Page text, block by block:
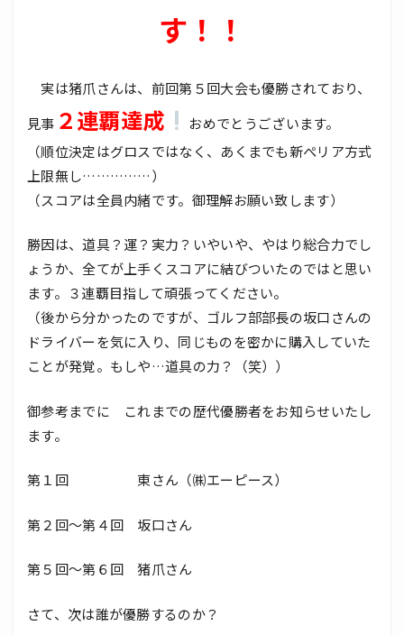
す！！
実は猪爪さんは、前回第５回大会も優勝されており、
見事 ２連覇達成
おめでとうございます。
（順位決定はグロスではなく、あくまでも新ぺリア方式
上限無し……………）
（スコアは全員内緒です。御理解お願い致します）
勝因は、道具？運？実力？いやいや、やはり総合力でし
ょうか、全てが上手くスコアに結びついたのではと思い
ます。３連覇目指して頑張ってください。
（後から分かったのですが、ゴルフ部部長の坂口さんの
ドライバーを気に入り、同じものを密かに購入していた
ことが発覚。もしや…道具の力？（笑））
御参考までに これまでの歴代優勝者をお知らせいたし
ます。
第１回 東さん（㈱エーピース）
第２回～第４回 坂口さん
第５回～第６回 猪爪さん
さて、次は誰が優勝するのか？